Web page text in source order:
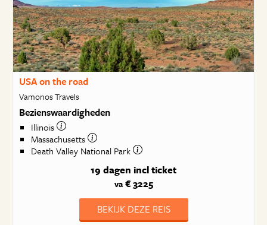
USA on the road
Vamonos Travels
Bezienswaardigheden
Illinois
Massachusetts
Death Valley National Park
19 dagen incl ticket
va€ 3225
BEKIJK DEZE REIS